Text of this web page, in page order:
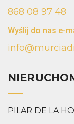
868 08 97 48
Wyślij do nas e-
PILAR DE LA